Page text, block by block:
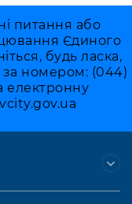
питання або
Єдиного
будь ласка,
за номером: (044)
електронну